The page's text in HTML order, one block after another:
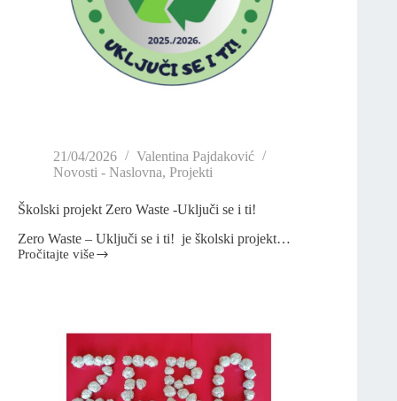
21/04/2026
Valentina Pajdaković
Novosti - Naslovna, Projekti
Školski projekt Zero Waste -Uključi se i ti!
Zero Waste – Uključi se i ti! je školski projekt…
Pročitajte više